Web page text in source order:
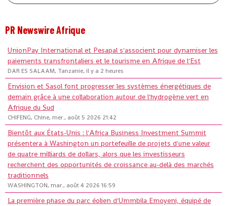
PR Newswire Afrique
UnionPay International et Pesapal s'associent pour dynamiser les
paiements transfrontaliers et le tourisme en Afrique de l'Est
DAR ES SALAAM, Tanzanie, il y a 2 heures
Envision et Sasol font progresser les systèmes énergétiques de
demain grâce à une collaboration autour de l'hydrogène vert en
Afrique du Sud
CHIFENG, Chine, mer., août 5 2026 21:42
Bientôt aux États-Unis : l'Africa Business Investment Summit
présentera à Washington un portefeuille de projets d'une valeur
de quatre milliards de dollars, alors que les investisseurs
recherchent des opportunités de croissance au-delà des marchés
traditionnels
WASHINGTON, mar., août 4 2026 16:59
La première phase du parc éolien d'Ummbila Emoyeni, équipé de